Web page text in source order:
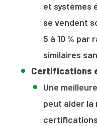
et systèmes
se vendent
5 à 10 % par
similaires
Certifications
Une
peut aider la